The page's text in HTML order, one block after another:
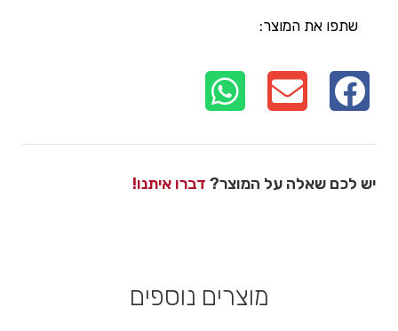
שתפו את המוצר:
יש לכם שאלה על המוצר? דברו איתנו!
מוצרים נוספים